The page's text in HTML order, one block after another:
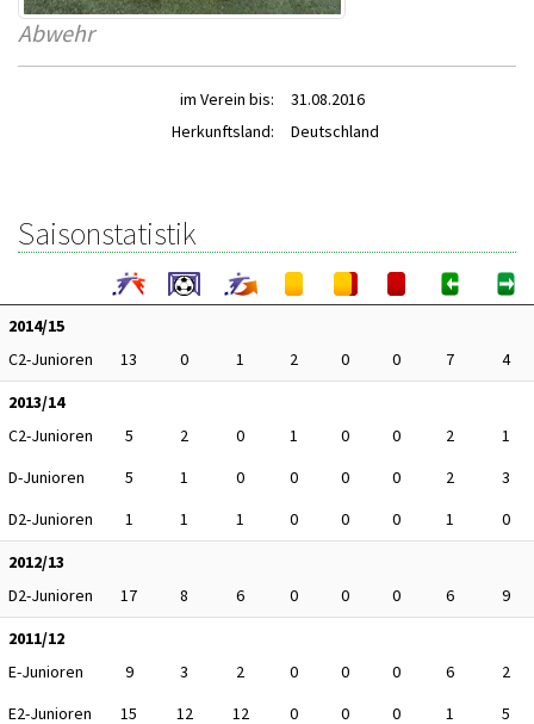
Abwehr
im Verein bis:
31.08.2016
Herkunftsland:
Deutschland
Saisonstatistik
2014/15
C2-Junioren
13 0 1 2 0 0 7
4
2013/14
C2-Junioren
5 2 0 1 0 0 2
1
D-Junioren
5 1 0 0 0 0 2
3
D2-Junioren
1 1 1 0 0 0 1
0
2012/13
D2-Junioren
17 8 6 0 0 0 6
9
2011/12
E-Junioren
9 3 2 0 0 0 6
2
E2-Junioren
15 12 12 0 0 0 1
5